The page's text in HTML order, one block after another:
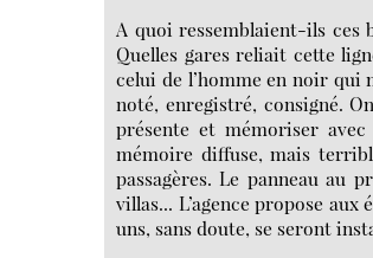
A quoi ressemblaient-ils
Quelles gares reliait cette
celui de l’homme en noir qui
noté, enregistré, consigné.
présente et mémoriser
mémoire diffuse, mais
passagères. Le panneau au
villas... L’agence propose
uns, sans doute, se seront